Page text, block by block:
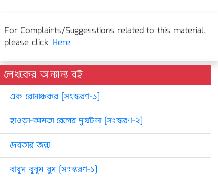
For Complaints/Suggesstions related to this material,
please click Here
লেখকের অন্যান্য বই
এক রোমাঞ্চকর [সংস্করণ-১]
হাওড়া-আমতা রেলের দুর্ঘটনা [সংস্করণ-২]
দেবতার জন্ম
বাবুম বুবুম বুম [সংস্করণ-১]